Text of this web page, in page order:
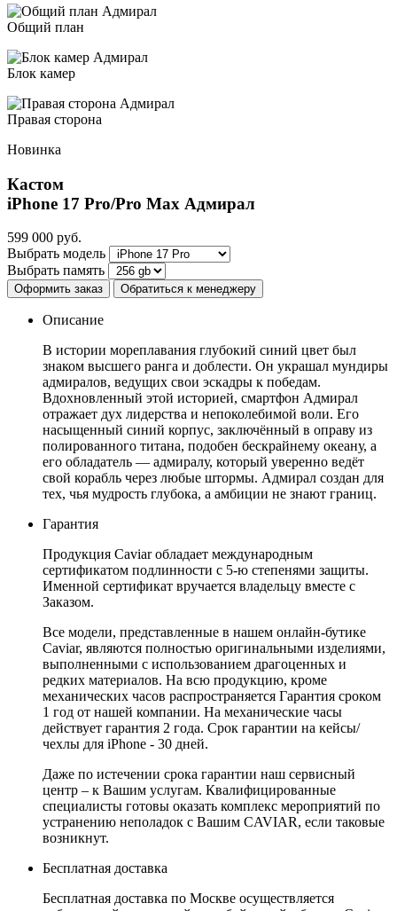
Общий план
Блок камер
Правая сторона
Новинка
Кастом
iPhone 17 Pro/Pro Max Адмирал
599 000 руб.
Выбрать модель
Выбрать память
Оформить заказ Обратиться к менеджеру
Описание
В истории мореплавания глубокий синий цвет был
знаком высшего ранга и доблести. Он украшал мундиры
адмиралов, ведущих свои эскадры к победам.
Вдохновленный этой историей, смартфон Адмирал
отражает дух лидерства и непоколебимой воли. Его
насыщенный синий корпус, заключённый в оправу из
полированного титана, подобен бескрайнему океану, а
его обладатель — адмиралу, который уверенно ведёт
свой корабль через любые штормы. Адмирал создан для
тех, чья мудрость глубока, а амбиции не знают границ.
Гарантия
Продукция Caviar обладает международным
сертификатом подлинности с 5-ю степенями защиты.
Именной сертификат вручается владельцу вместе с
Заказом.
Все модели, представленные в нашем онлайн-бутике
Caviar, являются полностью оригинальными изделиями,
выполненными с использованием драгоценных и
редких материалов. На всю продукцию, кроме
механических часов распространяется Гарантия сроком
1 год от нашей компании. На механические часы
действует гарантия 2 года. Срок гарантии на кейсы/
чехлы для iPhone - 30 дней.
Даже по истечении срока гарантии наш сервисный
центр – к Вашим услугам. Квалифицированные
специалисты готовы оказать комплекс мероприятий по
устранению неполадок с Вашим CAVIAR, если таковые
возникнут.
Бесплатная доставка
Бесплатная доставка по Москве осуществляется